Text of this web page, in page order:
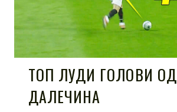
ТОП ЛУДИ ГОЛОВИ ОД
ДАЛЕЧИНА